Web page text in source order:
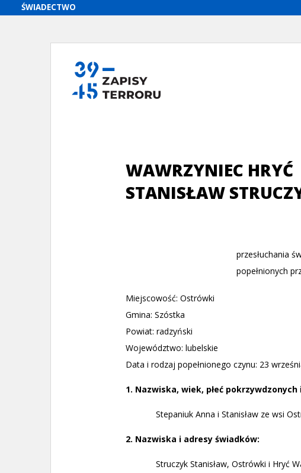
WAWRZYNIEC HRYĆ
STANISŁAW
przesłuchania
popełnionych
Miejscowość: Ostrówki
Gmina: Szóstka
Powiat: radzyński
Województwo: lubelskie
Data i rodzaj popełnionego czynu: 23
1. Nazwiska, wiek, płeć pokrzywdzonych
Stepaniuk Anna i Stanisław ze wsi
2. Nazwiska i adresy świadków:
Struczyk Stanisław, Ostrówki i Hryć